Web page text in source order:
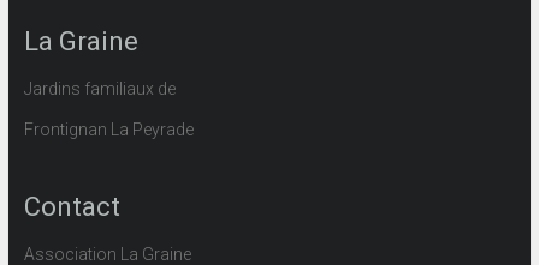
La Graine
Jardins familiaux de
Frontignan La Peyrade
Contact
Association La Graine